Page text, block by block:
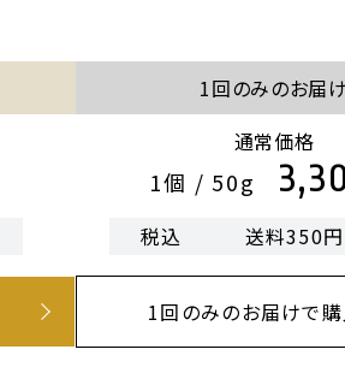
1回のみのお届
通常価格
1個 / 50g
税込 送料350円
1回のみのお届けで